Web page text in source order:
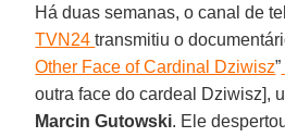
Há duas semanas, o canal de
TVN24transmitiu o
Other Face of Cardinal Dziwisz”
outra face do cardeal Dziwisz],
Marcin Gutowski. Ele